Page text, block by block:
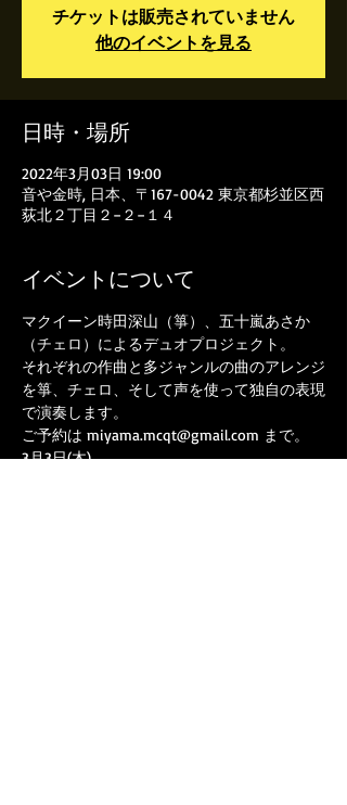
チケットは販売されていません
他のイベントを見る
日時・場所
2022年3月03日 19:00
音や金時, 日本、〒167-0042 東京都杉並区西
荻北２丁目２−２−１４
イベントについて
マクイーン時田深山（箏）、五十嵐あさか
（チェロ）によるデュオプロジェクト。
それぞれの作曲と多ジャンルの曲のアレンジ
を箏、チェロ、そして声を使って独自の表現
で演奏します。
ご予約は miyama.mcqt@gmail.com まで。
3月3日(木)